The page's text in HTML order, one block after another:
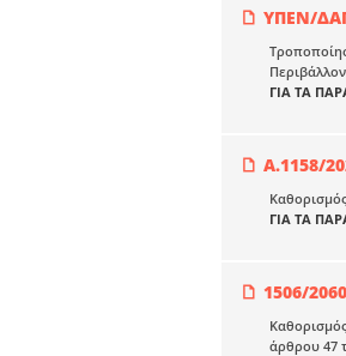
ΥΠΕΝ/
ΓΙΑ ΤΑ
Α.1158/
ΓΙΑ ΤΑ
1506/
άρθρου 47